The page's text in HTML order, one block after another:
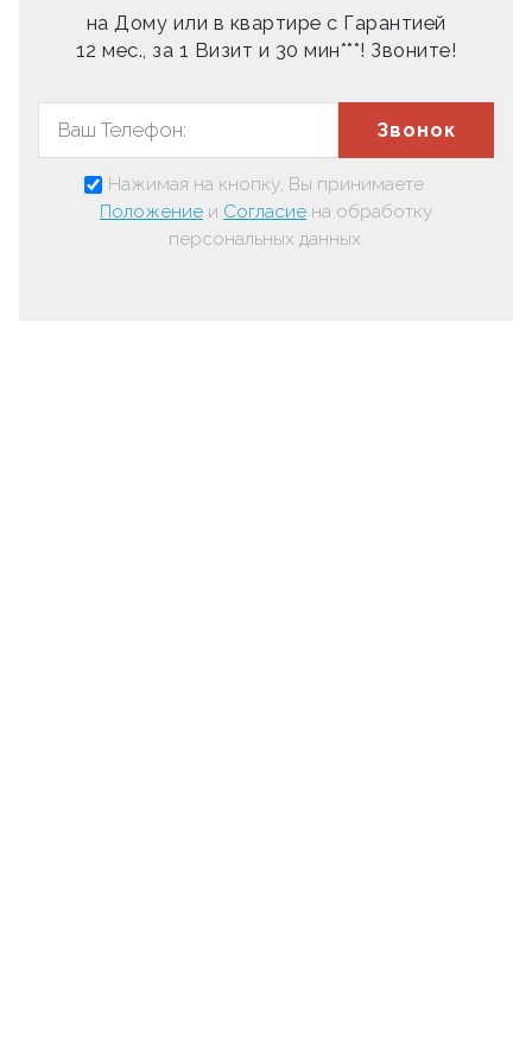
на Дому или в квартире с Гарантией
12 мес., за 1 Визит и 30 мин***! Звоните!
Звонок
Нажимая на кнопку, Вы принимаете
Положение и Согласие на обработку
персональных данных.